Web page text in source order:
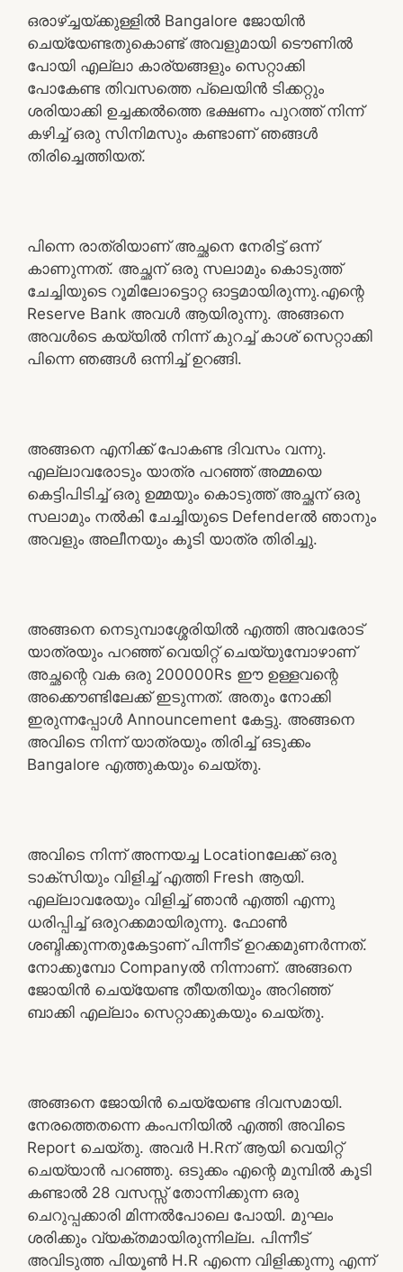
ഒരാഴ്ച്ചയ്ക്കുള്ളിൽ Bangalore ജോയിൻ
ചെയ്യേണ്ടതുകൊണ്ട് അവളുമായി ടൌണിൽ
പോയി എല്ലാ കാര്യങ്ങളും സെറ്റാക്കി
പോകേണ്ട തിവസത്തെ പ്ലെയിൻ ടിക്കറ്റും
ശരിയാക്കി ഉച്ചക്കൽത്തെ ഭക്ഷണം പുറത്ത് നിന്ന്
കഴിച്ച് ഒരു സിനിമസും കണ്ടാണ് ഞങ്ങൾ
തിരിച്ചെത്തിയത്.
പിന്നെ രാത്രിയാണ് അച്ഛനെ നേരിട്ട് ഒന്ന്
കാണുന്നത്. അച്ഛന് ഒരു സലാമും കൊടുത്ത്
ചേച്ചിയുടെ റൂമിലോട്ടൊറ്റ ഓട്ടമായിരുന്നു.എന്റെ
Reserve Bank അവൾ ആയിരുന്നു. അങ്ങനെ
അവൾടെ കയ്യിൽ നിന്ന് കുറച്ച് കാശ് സെറ്റാക്കി
പിന്നെ ഞങ്ങൾ ഒന്നിച്ച് ഉറങ്ങി.
അങ്ങനെ എനിക്ക് പോകണ്ട ദിവസം വന്നു.
എല്ലാവരോടും യാത്ര പറഞ്ഞ് അമ്മയെ
കെട്ടിപിടിച്ച് ഒരു ഉമ്മയും കൊടുത്ത് അച്ഛന് ഒരു
സലാമും നൽകി ചേച്ചിയുടെ Defenderൽ ഞാനും
അവളും അലീനയും കൂടി യാത്ര തിരിച്ചു.
അങ്ങനെ നെടുമ്പാശ്ശേരിയിൽ എത്തി അവരോട്
യാത്രയും പറഞ്ഞ് വെയിറ്റ് ചെയ്യുമ്പോഴാണ്
അച്ഛന്റെ വക ഒരു 200000Rs ഈ ഉള്ളവന്റെ
അക്കൌണ്ടിലേക്ക് ഇടുന്നത്. അതും നോക്കി
ഇരുന്നപ്പോൾ Announcement കേട്ടു. അങ്ങനെ
അവിടെ നിന്ന് യാത്രയും തിരിച്ച് ഒടുക്കം
Bangalore എത്തുകയും ചെയ്തു.
അവിടെ നിന്ന് അന്നയച്ച Locationലേക്ക് ഒരു
ടാക്സിയും വിളിച്ച് എത്തി Fresh ആയി.
എല്ലാവരേയും വിളിച്ച് ഞാൻ എത്തി എന്നു
ധരിപ്പിച്ച് ഒരുറക്കമായിരുന്നു. ഫോൺ
ശബ്ദിക്കുന്നതുകേട്ടാണ് പിന്നീട് ഉറക്കമുണർന്നത്.
നോക്കുമ്പോ Companyൽ നിന്നാണ്. അങ്ങനെ
ജോയിൻ ചെയ്യേണ്ട തീയതിയും അറിഞ്ഞ്
ബാക്കി എല്ലാം സെറ്റാക്കുകയും ചെയ്തു.
അങ്ങനെ ജോയിൻ ചെയ്യേണ്ട ദിവസമായി.
നേരത്തെതന്നെ കംപനിയിൽ എത്തി അവിടെ
Report ചെയ്തു. അവർ H.Rന് ആയി വെയിറ്റ്
ചെയ്യാൻ പറഞ്ഞു. ഒടുക്കം എന്റെ മുമ്പിൽ കൂടി
കണ്ടാൽ 28 വസസ്സ് തോന്നിക്കുന്ന ഒരു
ചെറുപ്പക്കാരി മിന്നൽപോലെ പോയി. മുഘം
ശരിക്കും വ്യക്തമായിരുന്നില്ല. പിന്നീട്
അവിടുത്ത പിയൂൺ H.R എന്നെ വിളിക്കുന്നു എന്ന്